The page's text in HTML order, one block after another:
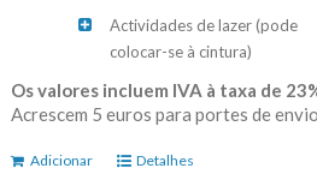
Actividades de lazer (pode
colocar-se à cintura)
Os valores incluem IVA à taxa de
Acrescem 5 euros para portes de envio.
Adicionar Detalhes